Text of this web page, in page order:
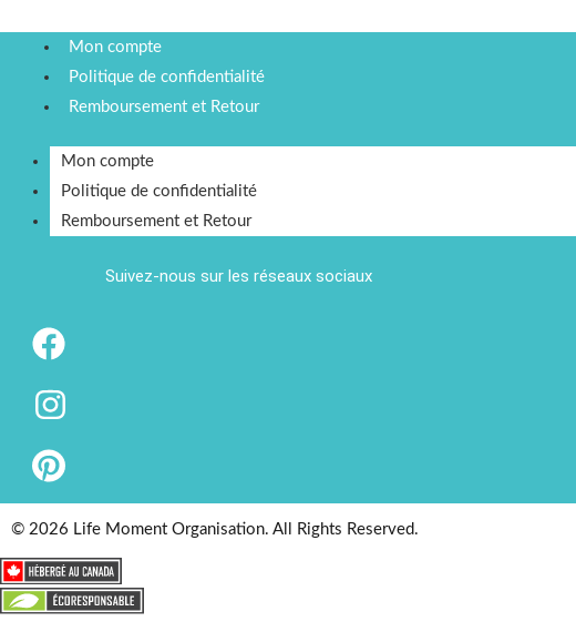
Mon compte
Politique de confidentialité
Remboursement et Retour
Mon compte
Politique de confidentialité
Remboursement et Retour
Suivez-nous sur les réseaux sociaux
© 2026 Life Moment Organisation. All Rights Reserved.